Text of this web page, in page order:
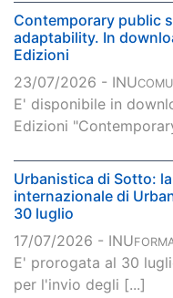
Contemporary public
adaptability. In
Edizioni
23/07/2026 - INU
E' disponibile in
Edizioni
Urbanistica di Sotto:
internazionale di
30 luglio
17/07/2026 - INU
E' prorogata al 30
per l'invio degli [...]